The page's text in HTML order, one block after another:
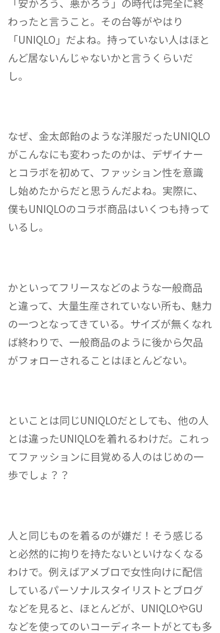
わったと言うこと。その台等がやはり
「UNIQLO」だよね。持っていない人はほと
んど居ないんじゃないかと言うくらいだ
し。
なぜ、金太郎飴のような洋服だったUNIQLO
がこんなにも変わったのかは、デザイナー
とコラボを初めて、ファッション性を意識
し始めたからだと思うんだよね。実際に、
僕もUNIQLOのコラボ商品はいくつも持って
いるし。
かといってフリースなどのような一般商品
と違って、大量生産されていない所も、魅力
の一つとなってきている。サイズが無くなれ
ば終わりで、一般商品のように後から欠品
がフォローされることはほとんどない。
といことは同じUNIQLOだとしても、他の人
とは違ったUNIQLOを着れるわけだ。これっ
てファッションに目覚める人のはじめの一
歩でしょ？？
人と同じものを着るのが嫌だ！そう感じる
と必然的に拘りを持たないといけなくなる
わけで。例えばアメブロで女性向けに配信
しているパーソナルスタイリストとブログ
などを見ると、ほとんどが、UNIQLOやGU
などを使ってのいコーディネートがとても多